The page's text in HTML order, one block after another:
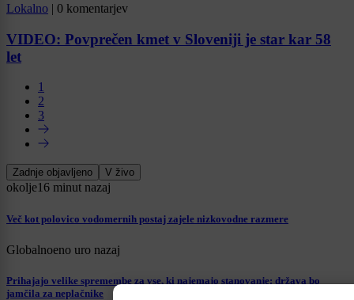
Lokalno | 0 komentarjev
VIDEO: Povprečen kmet v Sloveniji je star kar 58
let
1
2
3
Zadnje objavljeno V živo
okolje16 minut nazaj
Več kot polovico vodomernih postaj zajele nizkovodne razmere
Globalnoeno uro nazaj
Prihajajo velike spremembe za vse, ki najemajo stanovanje: država bo
jamčila za neplačnike